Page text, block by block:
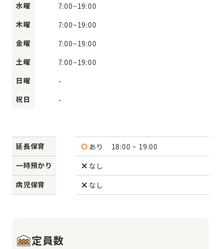
水曜
7:00~19:00
木曜
7:00~19:00
金曜
7:00~19:00
土曜
7:00~19:00
日曜
-
祝日
-
延長保育 あり
18:00 ~ 19:00
一時預かり
なし
病児保育
なし
定員数